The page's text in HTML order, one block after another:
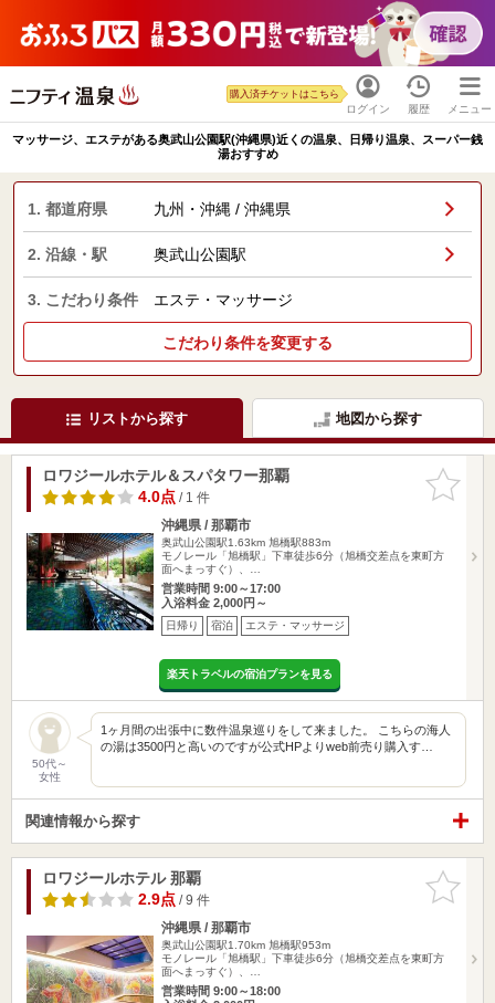
ログイン
購入済チケットはこちら
履歴 メニュー
マッサージ、エステがある奥武山公園駅(沖縄県)近くの温泉、日帰り温泉、スーパー銭
湯おすすめ
1. 都道府県 九州・沖縄 / 沖縄県
2. 沿線・駅 奥武山公園駅
3. こだわり条件 エステ・マッサージ
こだわり条件を変更する
リストから探す 地図から探す
お気に入
りに追加
ロワジールホテル＆スパタワー那覇
4.0点/ 1 件
沖縄県 / 那覇市
奥武山公園駅1.63km 旭橋駅883m
モノレール「旭橋駅」下車徒歩6分（旭橋交差点を東町方
面へまっすぐ）、…
営業時間 9:00～17:00
入浴料金 2,000円～
日帰り 宿泊 エステ・マッサージ
楽天トラベルの宿泊プランを見る
50代～
女性
1ヶ月間の出張中に数件温泉巡りをして来ました。 こちらの海人
の湯は3500円と高いのですが公式HPよりweb前売り購入す…
関連情報から探す
お気に入
りに追加
ロワジールホテル 那覇
2.9点/ 9 件
沖縄県 / 那覇市
奥武山公園駅1.70km 旭橋駅953m
モノレール「旭橋駅」下車徒歩6分（旭橋交差点を東町方
面へまっすぐ）、…
営業時間 9:00～18:00